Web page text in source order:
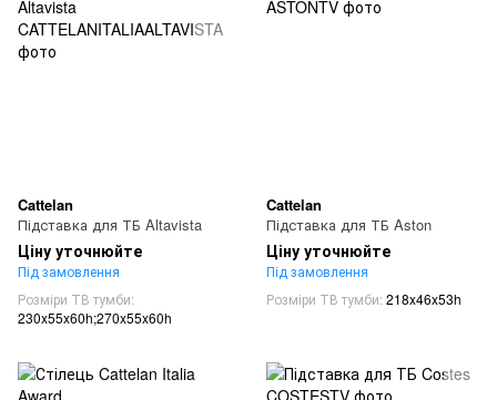
Cattelan
Підставка для ТБ Altavista
Ціну уточнюйте
Під замовлення
Розміри ТВ тумби
230x55x60h;270x55x60h
Cattelan
Підставка для ТБ Aston
Ціну уточнюйте
Під замовлення
Розміри ТВ тумби 218x46x53h